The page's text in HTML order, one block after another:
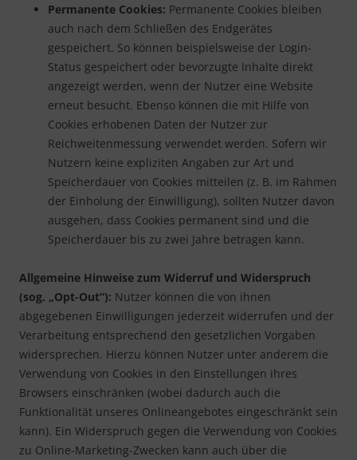
Permanente Cookies: Permanente Cookies bleiben
auch nach dem Schließen des Endgerätes
gespeichert. So können beispielsweise der Login-
Status gespeichert oder bevorzugte Inhalte direkt
angezeigt werden, wenn der Nutzer eine Website
erneut besucht. Ebenso können die mit Hilfe von
Cookies erhobenen Daten der Nutzer zur
Reichweitenmessung verwendet werden. Sofern wir
Nutzern keine expliziten Angaben zur Art und
Speicherdauer von Cookies mitteilen (z. B. im Rahmen
der Einholung der Einwilligung), sollten Nutzer davon
ausgehen, dass Cookies permanent sind und die
Speicherdauer bis zu zwei Jahre betragen kann.
Allgemeine Hinweise zum Widerruf und Widerspruch
(sog. „Opt-Out“): Nutzer können die von ihnen
abgegebenen Einwilligungen jederzeit widerrufen und der
Verarbeitung entsprechend den gesetzlichen Vorgaben
widersprechen. Hierzu können Nutzer unter anderem die
Verwendung von Cookies in den Einstellungen ihres
Browsers einschränken (wobei dadurch auch die
Funktionalität unseres Onlineangebotes eingeschränkt sein
kann). Ein Widerspruch gegen die Verwendung von Cookies
zu Online-Marketing-Zwecken kann auch über die